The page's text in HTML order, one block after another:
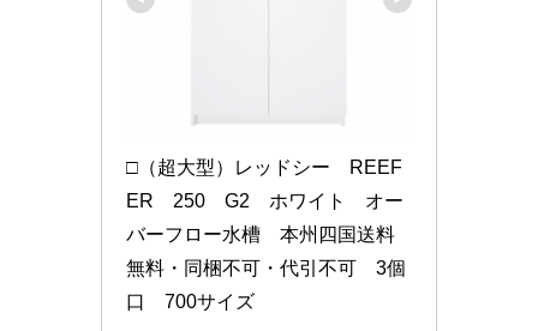
□（超大型）レッドシー　REEF
ER　250　G2　ホワイト　オー
バーフロー水槽　本州四国送料
無料・同梱不可・代引不可　3個
口　700サイズ